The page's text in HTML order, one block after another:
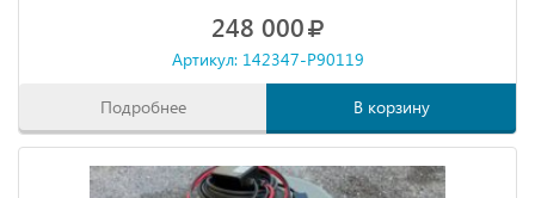
248 000
Артикул: 142347-P90119
Подробнее В корзину